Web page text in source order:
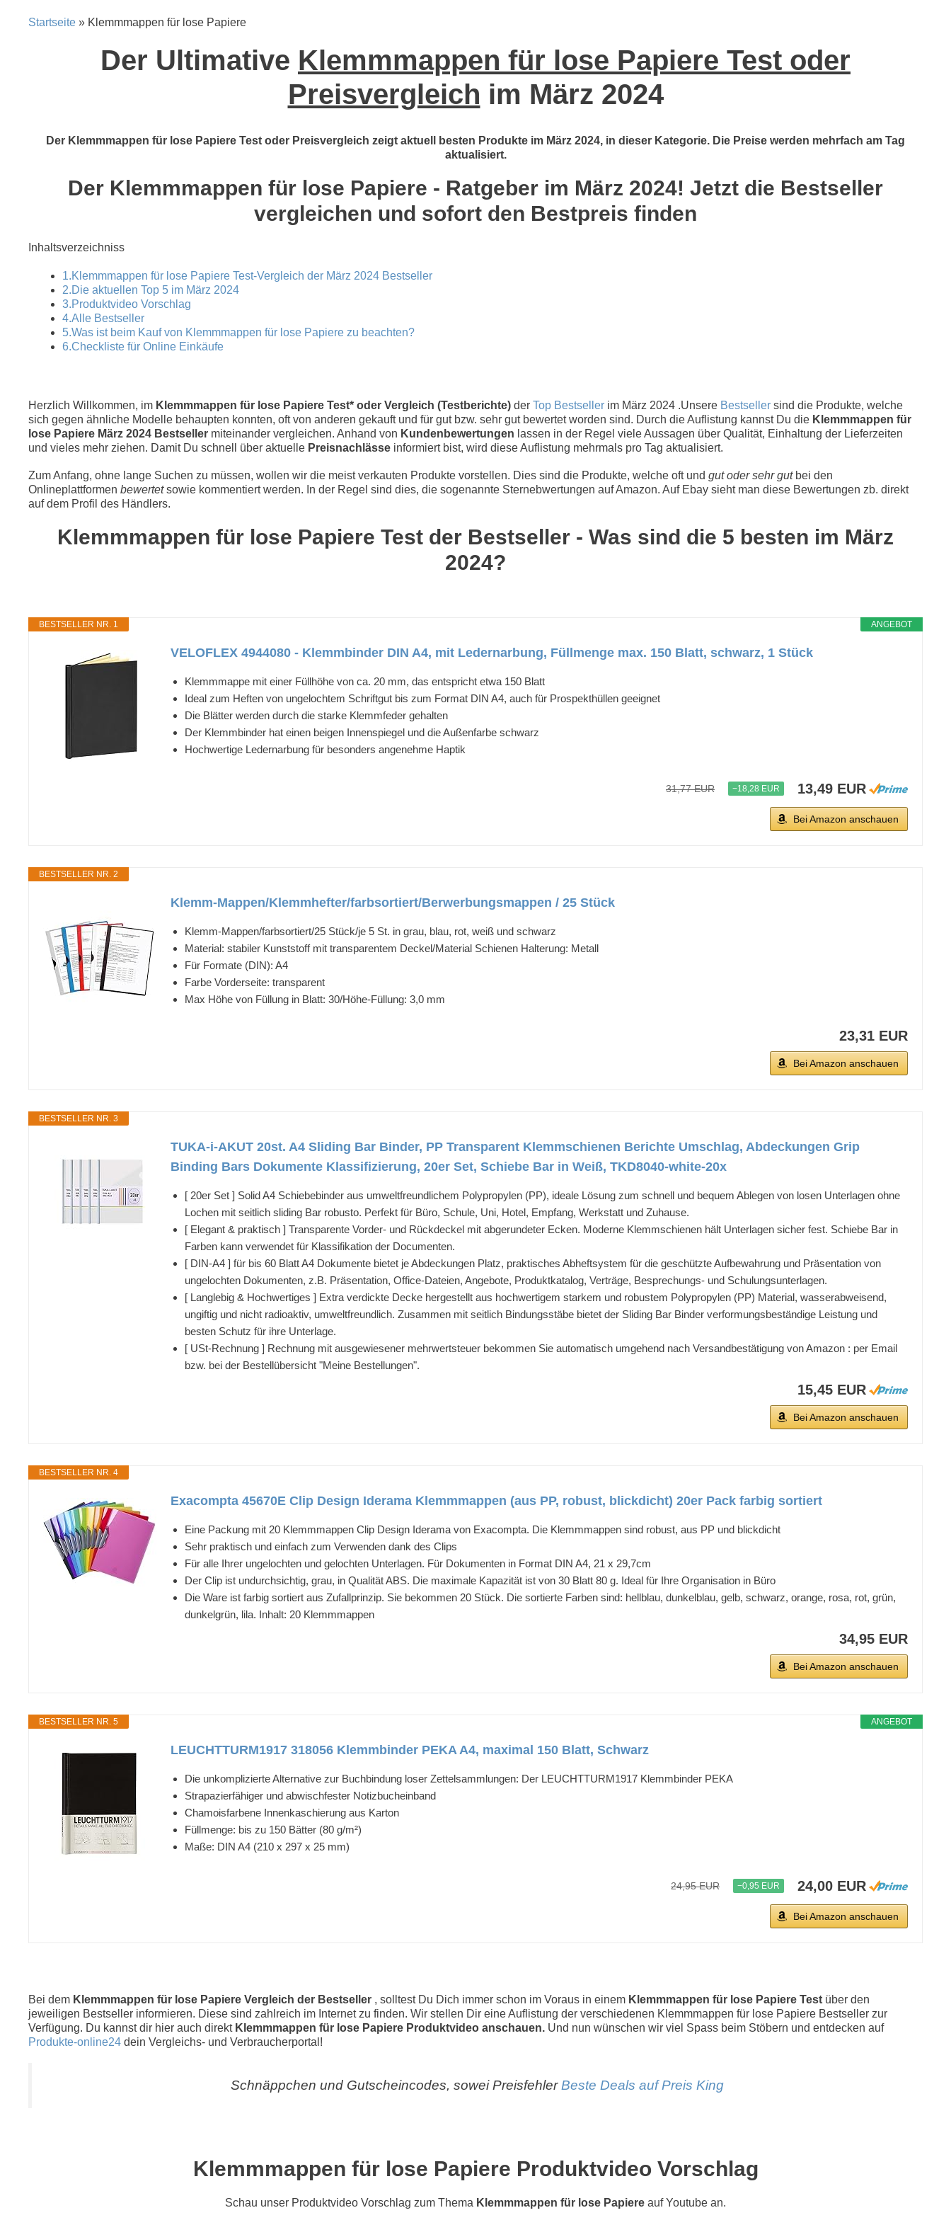
Startseite » Klemmmappen für lose Papiere
Der Ultimative Klemmmappen für lose Papiere Test oder
Preisvergleich im März 2024
Der Klemmmappen für lose Papiere Test oder Preisvergleich zeigt aktuell besten Produkte im März 2024, in dieser Kategorie. Die Preise werden mehrfach am Tag
aktualisiert.
Der Klemmmappen für lose Papiere - Ratgeber im März 2024! Jetzt die Bestseller
vergleichen und sofort den Bestpreis finden
Inhaltsverzeichniss
1.Klemmmappen für lose Papiere Test-Vergleich der März 2024 Bestseller
2.Die aktuellen Top 5 im März 2024
3.Produktvideo Vorschlag
4.Alle Bestseller
5.Was ist beim Kauf von Klemmmappen für lose Papiere zu beachten?
6.Checkliste für Online Einkäufe
Herzlich Willkommen, im Klemmmappen für lose Papiere Test* oder Vergleich (Testberichte) der Top Bestseller im März 2024 .Unsere Bestseller sind die Produkte, welche
sich gegen ähnliche Modelle behaupten konnten, oft von anderen gekauft und für gut bzw. sehr gut bewertet worden sind. Durch die Auflistung kannst Du die Klemmmappen für
lose Papiere März 2024 Bestseller miteinander vergleichen. Anhand von Kundenbewertungen lassen in der Regel viele Aussagen über Qualität, Einhaltung der Lieferzeiten
und vieles mehr ziehen. Damit Du schnell über aktuelle Preisnachlässe informiert bist, wird diese Auflistung mehrmals pro Tag aktualisiert.
Zum Anfang, ohne lange Suchen zu müssen, wollen wir die meist verkauten Produkte vorstellen. Dies sind die Produkte, welche oft und gut oder sehr gutbei den
Onlineplattformen bewertetsowie kommentiert werden. In der Regel sind dies, die sogenannte Sternebwertungen auf Amazon. Auf Ebay sieht man diese Bewertungen zb. direkt
auf dem Profil des Händlers.
Klemmmappen für lose Papiere Test der Bestseller - Was sind die 5 besten im März
2024?
ANGEBOT
BESTSELLER NR. 1
VELOFLEX 4944080 - Klemmbinder DIN A4, mit Ledernarbung, Füllmenge max. 150 Blatt, schwarz, 1 Stück
Klemmmappe mit einer Füllhöhe von ca. 20 mm, das entspricht etwa 150 Blatt
Ideal zum Heften von ungelochtem Schriftgut bis zum Format DIN A4, auch für Prospekthüllen geeignet
Die Blätter werden durch die starke Klemmfeder gehalten
Der Klemmbinder hat einen beigen Innenspiegel und die Außenfarbe schwarz
Hochwertige Ledernarbung für besonders angenehme Haptik
31,77 EUR −18,28 EUR 13,49 EUR
Bei Amazon anschauen
BESTSELLER NR. 2
Klemm-Mappen/Klemmhefter/farbsortiert/Berwerbungsmappen / 25 Stück
Klemm-Mappen/farbsortiert/25 Stück/je 5 St. in grau, blau, rot, weiß und schwarz
Material: stabiler Kunststoff mit transparentem Deckel/Material Schienen Halterung: Metall
Für Formate (DIN): A4
Farbe Vorderseite: transparent
Max Höhe von Füllung in Blatt: 30/Höhe-Füllung: 3,0 mm
23,31 EUR
Bei Amazon anschauen
BESTSELLER NR. 3
TUKA-i-AKUT 20st. A4 Sliding Bar Binder, PP Transparent Klemmschienen Berichte Umschlag, Abdeckungen Grip
Binding Bars Dokumente Klassifizierung, 20er Set, Schiebe Bar in Weiß, TKD8040-white-20x
[ 20er Set ] Solid A4 Schiebebinder aus umweltfreundlichem Polypropylen (PP), ideale Lösung zum schnell und bequem Ablegen von losen Unterlagen ohne
Lochen mit seitlich sliding Bar robusto. Perfekt für Büro, Schule, Uni, Hotel, Empfang, Werkstatt und Zuhause.
[ Elegant & praktisch ] Transparente Vorder- und Rückdeckel mit abgerundeter Ecken. Moderne Klemmschienen hält Unterlagen sicher fest. Schiebe Bar in
Farben kann verwendet für Klassifikation der Documenten.
[ DIN-A4 ] für bis 60 Blatt A4 Dokumente bietet je Abdeckungen Platz, praktisches Abheftsystem für die geschützte Aufbewahrung und Präsentation von
ungelochten Dokumenten, z.B. Präsentation, Office-Dateien, Angebote, Produktkatalog, Verträge, Besprechungs- und Schulungsunterlagen.
[ Langlebig & Hochwertiges ] Extra verdickte Decke hergestellt aus hochwertigem starkem und robustem Polypropylen (PP) Material, wasserabweisend,
ungiftig und nicht radioaktiv, umweltfreundlich. Zusammen mit seitlich Bindungsstäbe bietet der Sliding Bar Binder verformungsbeständige Leistung und
besten Schutz für ihre Unterlage.
[ USt-Rechnung ] Rechnung mit ausgewiesener mehrwertsteuer bekommen Sie automatisch umgehend nach Versandbestätigung von Amazon : per Email
bzw. bei der Bestellübersicht "Meine Bestellungen".
15,45 EUR
Bei Amazon anschauen
BESTSELLER NR. 4
Exacompta 45670E Clip Design Iderama Klemmmappen (aus PP, robust, blickdicht) 20er Pack farbig sortiert
Eine Packung mit 20 Klemmmappen Clip Design Iderama von Exacompta. Die Klemmmappen sind robust, aus PP und blickdicht
Sehr praktisch und einfach zum Verwenden dank des Clips
Für alle Ihrer ungelochten und gelochten Unterlagen. Für Dokumenten in Format DIN A4, 21 x 29,7cm
Der Clip ist undurchsichtig, grau, in Qualität ABS. Die maximale Kapazität ist von 30 Blatt 80 g. Ideal für Ihre Organisation in Büro
Die Ware ist farbig sortiert aus Zufallprinzip. Sie bekommen 20 Stück. Die sortierte Farben sind: hellblau, dunkelblau, gelb, schwarz, orange, rosa, rot, grün,
dunkelgrün, lila. Inhalt: 20 Klemmmappen
34,95 EUR
Bei Amazon anschauen
ANGEBOT
BESTSELLER NR. 5
LEUCHTTURM1917 318056 Klemmbinder PEKA A4, maximal 150 Blatt, Schwarz
Die unkomplizierte Alternative zur Buchbindung loser Zettelsammlungen: Der LEUCHTTURM1917 Klemmbinder PEKA
Strapazierfähiger und abwischfester Notizbucheinband
Chamoisfarbene Innenkaschierung aus Karton
Füllmenge: bis zu 150 Bätter (80 g/m²)
Maße: DIN A4 (210 x 297 x 25 mm)
24,95 EUR −0,95 EUR 24,00 EUR
Bei Amazon anschauen
Bei dem Klemmmappen für lose Papiere Vergleich der Bestseller , solltest Du Dich immer schon im Voraus in einem Klemmmappen für lose Papiere Test über den
jeweiligen Bestseller informieren. Diese sind zahlreich im Internet zu finden. Wir stellen Dir eine Auflistung der verschiedenen Klemmmappen für lose Papiere Bestseller zur
Verfügung. Du kannst dir hier auch direkt Klemmmappen für lose Papiere Produktvideo anschauen. Und nun wünschen wir viel Spass beim Stöbern und entdecken auf
Produkte-online24 dein Vergleichs- und Verbraucherportal!
Schnäppchen und Gutscheincodes, sowei Preisfehler Beste Deals auf Preis King
Klemmmappen für lose Papiere Produktvideo Vorschlag
Schau unser Produktvideo Vorschlag zum Thema Klemmmappen für lose Papiere auf Youtube an.